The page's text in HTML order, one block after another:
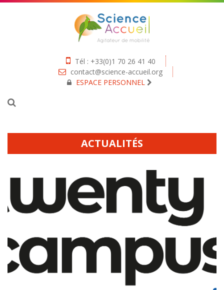
Tél : +33(0)1 70 26 41 40
contact@science-accueil.org
ESPACE PERSONNEL
ACTUALITÉS